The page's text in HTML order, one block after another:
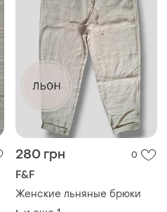
280 грн 0
F&F
Женские льняные брюки